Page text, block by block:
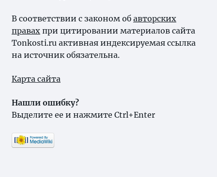
В соответствии с законом об авторских
правах при цитировании материалов сайта
Tonkosti.ru активная индексируемая ссылка
на источник обязательна.
Карта сайта
Нашли ошибку?
Выделите ее и нажмите Ctrl+Enter